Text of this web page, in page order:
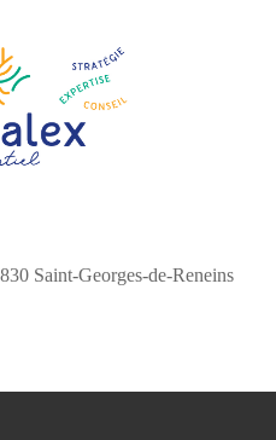
Saint-Georges-de-Reneins